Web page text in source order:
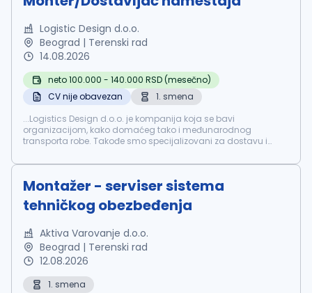
Logistic Design d.o.o.
Beograd | Terenski rad
14.08.2026
neto 100.000 - 140.000 RSD (mesečno)
CV nije obavezan
1. smena
...Logistics Design d.o.o. je kompanija koja se bavi
organizacijom, kako domaćeg tako i međunarodnog
transporta robe. Takođe smo specijalizovani za dostavu i
teritoriji Srbije. Mi smo...
Montažer - serviser sistema
tehničkog obezbeđenja
Aktiva Varovanje d.o.o.
Beograd | Terenski rad
12.08.2026
1. smena